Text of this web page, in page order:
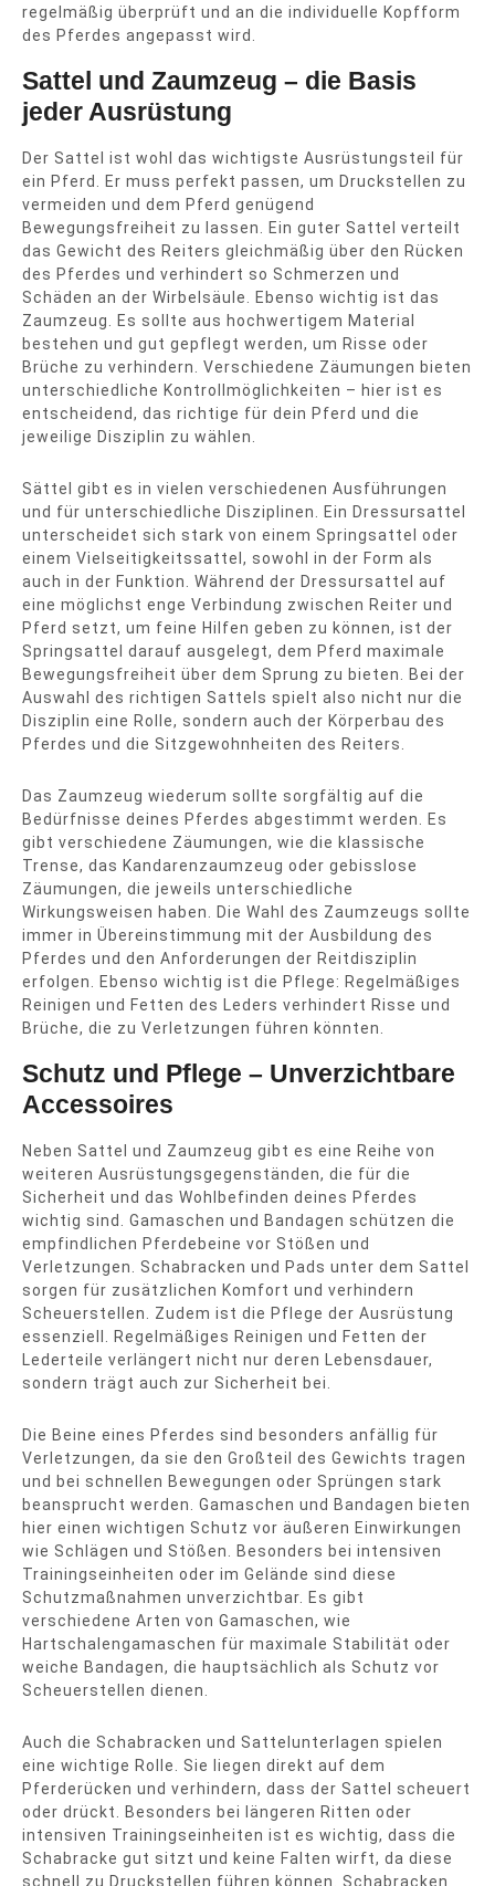
regelmäßig überprüft und an die individuelle Kopfform
des Pferdes angepasst wird.
Sattel und Zaumzeug – die Basis
jeder Ausrüstung
Der Sattel ist wohl das wichtigste Ausrüstungsteil für
ein Pferd. Er muss perfekt passen, um Druckstellen zu
vermeiden und dem Pferd genügend
Bewegungsfreiheit zu lassen. Ein guter Sattel verteilt
das Gewicht des Reiters gleichmäßig über den Rücken
des Pferdes und verhindert so Schmerzen und
Schäden an der Wirbelsäule. Ebenso wichtig ist das
Zaumzeug. Es sollte aus hochwertigem Material
bestehen und gut gepflegt werden, um Risse oder
Brüche zu verhindern. Verschiedene Zäumungen bieten
unterschiedliche Kontrollmöglichkeiten – hier ist es
entscheidend, das richtige für dein Pferd und die
jeweilige Disziplin zu wählen.
Sättel gibt es in vielen verschiedenen Ausführungen
und für unterschiedliche Disziplinen. Ein Dressursattel
unterscheidet sich stark von einem Springsattel oder
einem Vielseitigkeitssattel, sowohl in der Form als
auch in der Funktion. Während der Dressursattel auf
eine möglichst enge Verbindung zwischen Reiter und
Pferd setzt, um feine Hilfen geben zu können, ist der
Springsattel darauf ausgelegt, dem Pferd maximale
Bewegungsfreiheit über dem Sprung zu bieten. Bei der
Auswahl des richtigen Sattels spielt also nicht nur die
Disziplin eine Rolle, sondern auch der Körperbau des
Pferdes und die Sitzgewohnheiten des Reiters.
Das Zaumzeug wiederum sollte sorgfältig auf die
Bedürfnisse deines Pferdes abgestimmt werden. Es
gibt verschiedene Zäumungen, wie die klassische
Trense, das Kandarenzaumzeug oder gebisslose
Zäumungen, die jeweils unterschiedliche
Wirkungsweisen haben. Die Wahl des Zaumzeugs sollte
immer in Übereinstimmung mit der Ausbildung des
Pferdes und den Anforderungen der Reitdisziplin
erfolgen. Ebenso wichtig ist die Pflege: Regelmäßiges
Reinigen und Fetten des Leders verhindert Risse und
Brüche, die zu Verletzungen führen könnten.
Schutz und Pflege – Unverzichtbare
Accessoires
Neben Sattel und Zaumzeug gibt es eine Reihe von
weiteren Ausrüstungsgegenständen, die für die
Sicherheit und das Wohlbefinden deines Pferdes
wichtig sind. Gamaschen und Bandagen schützen die
empfindlichen Pferdebeine vor Stößen und
Verletzungen. Schabracken und Pads unter dem Sattel
sorgen für zusätzlichen Komfort und verhindern
Scheuerstellen. Zudem ist die Pflege der Ausrüstung
essenziell. Regelmäßiges Reinigen und Fetten der
Lederteile verlängert nicht nur deren Lebensdauer,
sondern trägt auch zur Sicherheit bei.
Die Beine eines Pferdes sind besonders anfällig für
Verletzungen, da sie den Großteil des Gewichts tragen
und bei schnellen Bewegungen oder Sprüngen stark
beansprucht werden. Gamaschen und Bandagen bieten
hier einen wichtigen Schutz vor äußeren Einwirkungen
wie Schlägen und Stößen. Besonders bei intensiven
Trainingseinheiten oder im Gelände sind diese
Schutzmaßnahmen unverzichtbar. Es gibt
verschiedene Arten von Gamaschen, wie
Hartschalengamaschen für maximale Stabilität oder
weiche Bandagen, die hauptsächlich als Schutz vor
Scheuerstellen dienen.
Auch die Schabracken und Sattelunterlagen spielen
eine wichtige Rolle. Sie liegen direkt auf dem
Pferderücken und verhindern, dass der Sattel scheuert
oder drückt. Besonders bei längeren Ritten oder
intensiven Trainingseinheiten ist es wichtig, dass die
Schabracke gut sitzt und keine Falten wirft, da diese
schnell zu Druckstellen führen können. Schabracken